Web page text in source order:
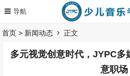
首页 > 新闻动态 正文
多元视觉创意时代，JYPC多
意职场